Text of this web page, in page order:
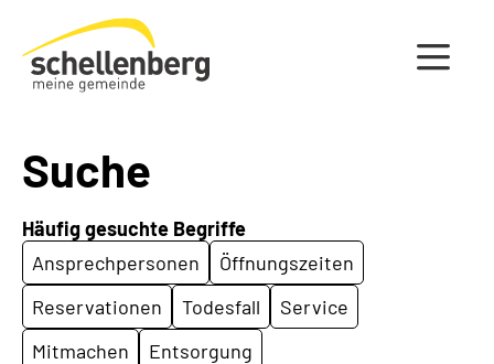
Gemeinde Schellenberg Startseite
Suche
Häufig gesuchte Begriffe
Ansprechpersonen
Öffnungszeiten
Reservationen
Todesfall
Service
Mitmachen
Entsorgung